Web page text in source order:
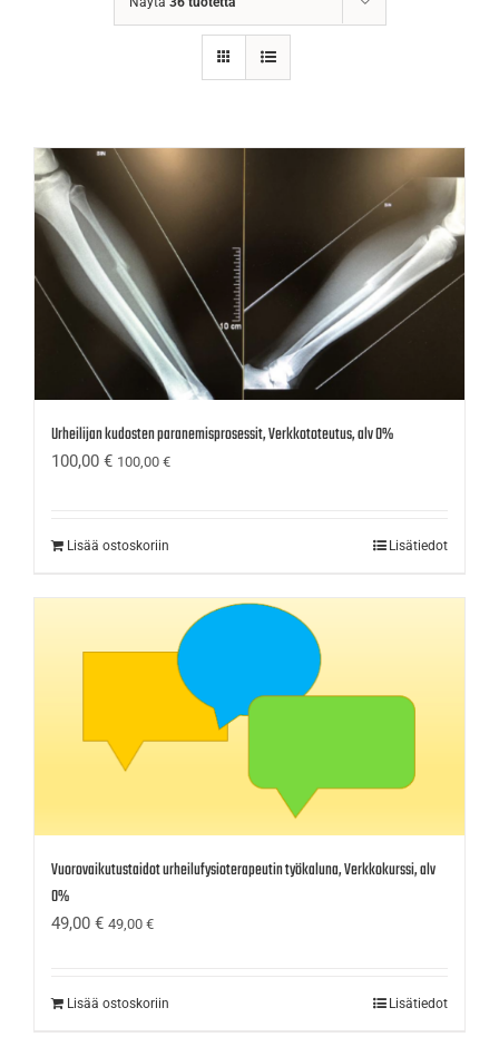
Urheilijan kudosten paranemisprosessit, Verkkototeutus, alv 0%
100,00 € 100,00 €
Lisää ostoskoriin Lisätiedot
Vuorovaikutustaidot urheilufysioterapeutin työkaluna, Verkkokurssi, alv
0%
49,00 € 49,00 €
Lisää ostoskoriin Lisätiedot